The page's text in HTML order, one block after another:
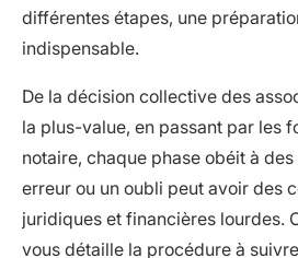
différentes étapes, une
indispensable.
De la décision collective des
la plus-value, en passant par les
notaire, chaque phase obéit à
erreur ou un oubli peut avoir des
juridiques et financières lourdes.
vous détaille la procédure à